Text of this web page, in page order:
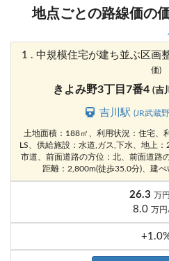
地点ごとの路線価の
1 . 中規模住宅が建ち並ぶ区画
価)
きよみ野3丁目7番4 (吉
吉川駅(JR武蔵
土地面積：188㎡、利用状況：住宅、
LS、供給施設：水道,ガス,下水、地上
市道、前面道路の方位：北、前面道路
距離：2,800m(徒歩35.0分)、建
26.3 万
8.0 万円